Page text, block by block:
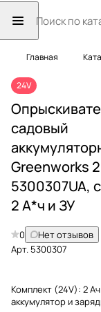
Главная
24V
садовый
Greenworks
5300307UA,
2 А*ч и ЗУ
0
Нет отзывов
Арт. 5300307
Комплект (24V): 2 Ач
аккумулятор и